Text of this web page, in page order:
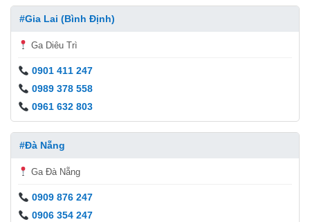
#Gia Lai (Bình Định)
Ga Diêu Trì
0901 411 247
0989 378 558
0961 632 803
#Đà Nẵng
Ga Đà Nẵng
0909 876 247
0906 354 247